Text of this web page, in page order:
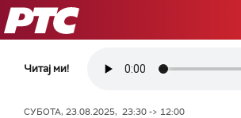
РТС
Читај ми!
СУБОТА, 23.08.2025, 23:30 -> 12:00